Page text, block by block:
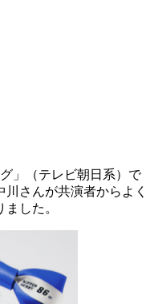
」（テレビ朝日系）で
さんが共演者からよく
した。